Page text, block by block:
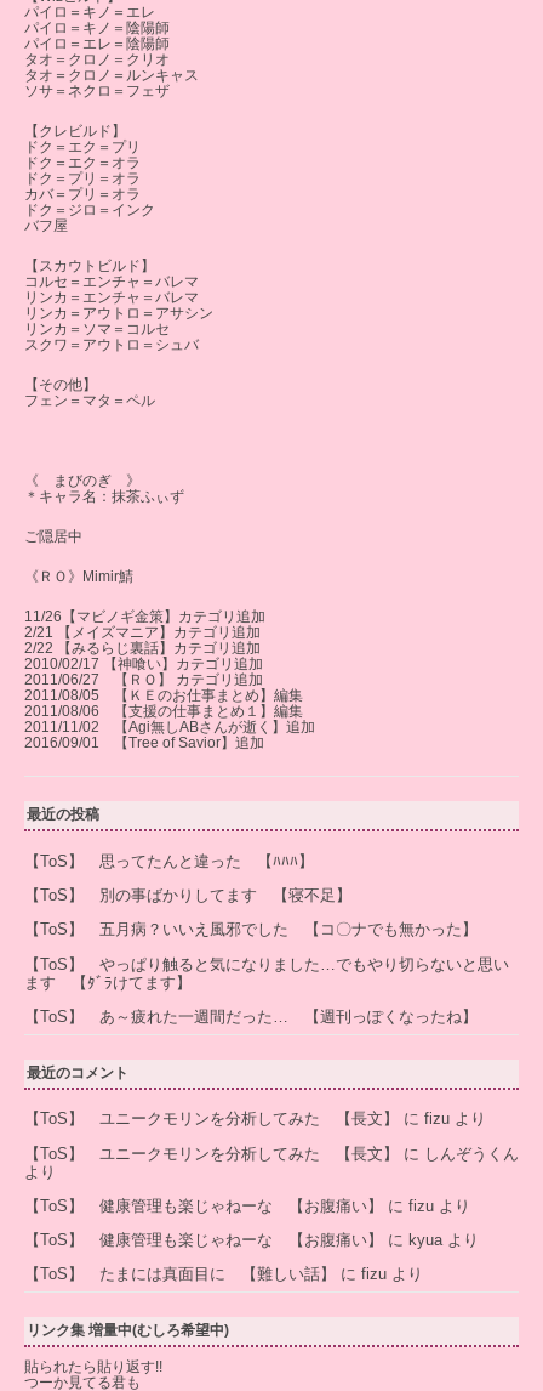
パイロ＝キノ＝エレ
パイロ＝キノ＝陰陽師
パイロ＝エレ＝陰陽師
タオ＝クロノ＝クリオ
タオ＝クロノ＝ルンキャス
ソサ＝ネクロ＝フェザ
【クレビルド】
ドク＝エク＝プリ
ドク＝エク＝オラ
ドク＝プリ＝オラ
カバ＝プリ＝オラ
ドク＝ジロ＝インク
バフ屋
【スカウトビルド】
コルセ＝エンチャ＝バレマ
リンカ＝エンチャ＝バレマ
リンカ＝アウトロ＝アサシン
リンカ＝ソマ＝コルセ
スクワ＝アウトロ＝シュバ
【その他】
フェン＝マタ＝ペル
《 まびのぎ 》
＊キャラ名：抹茶ふぃず
ご隠居中
《ＲＯ》Mimir鯖
11/26【マビノギ金策】カテゴリ追加
2/21 【メイズマニア】カテゴリ追加
2/22 【みるらじ裏話】カテゴリ追加
2010/02/17 【神喰い】カテゴリ追加
2011/06/27 【ＲＯ】 カテゴリ追加
2011/08/05 【ＫＥのお仕事まとめ】編集
2011/08/06 【支援の仕事まとめ１】編集
2011/11/02 【Agi無しABさんが逝く】追加
2016/09/01 【Tree of Savior】追加
最近の投稿
【ToS】 思ってたんと違った 【ﾊﾊﾊ】
【ToS】 別の事ばかりしてます 【寝不足】
【ToS】 五月病？いいえ風邪でした 【コ〇ナでも無かった】
【ToS】 やっぱり触ると気になりました…でもやり切らないと思い
ます 【ﾀﾞﾗけてます】
【ToS】 あ～疲れた一週間だった… 【週刊っぽくなったね】
最近のコメント
【ToS】 ユニークモリンを分析してみた 【長文】 に fizu より
【ToS】 ユニークモリンを分析してみた 【長文】
に しんぞうくん
より
【ToS】 健康管理も楽じゃねーな 【お腹痛い】
に fizu より
【ToS】 健康管理も楽じゃねーな 【お腹痛い】
に kyuaより
【ToS】 たまには真面目に 【難しい話】
に fizu より
リンク集 増量中(むしろ希望中)
貼られたら貼り返す!!
つーか見てる君も